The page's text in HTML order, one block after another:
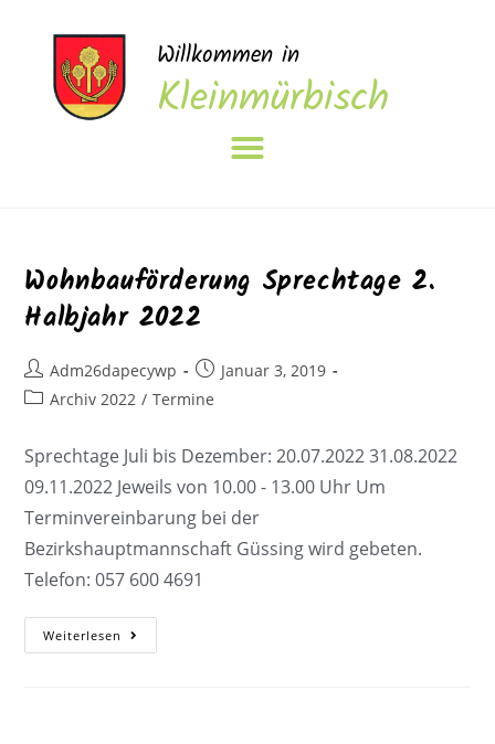
Willkommen in
Kleinmürbisch
Wohnbauförderung Sprechtage 2.
Halbjahr 2022
Adm26dapecywp
Januar 3, 2019
Archiv 2022 / Termine
Sprechtage Juli bis Dezember: 20.07.2022 31.08.2022
09.11.2022 Jeweils von 10.00 - 13.00 Uhr Um
Terminvereinbarung bei der
Bezirkshauptmannschaft Güssing wird gebeten.
Telefon: 057 600 4691
Weiterlesen